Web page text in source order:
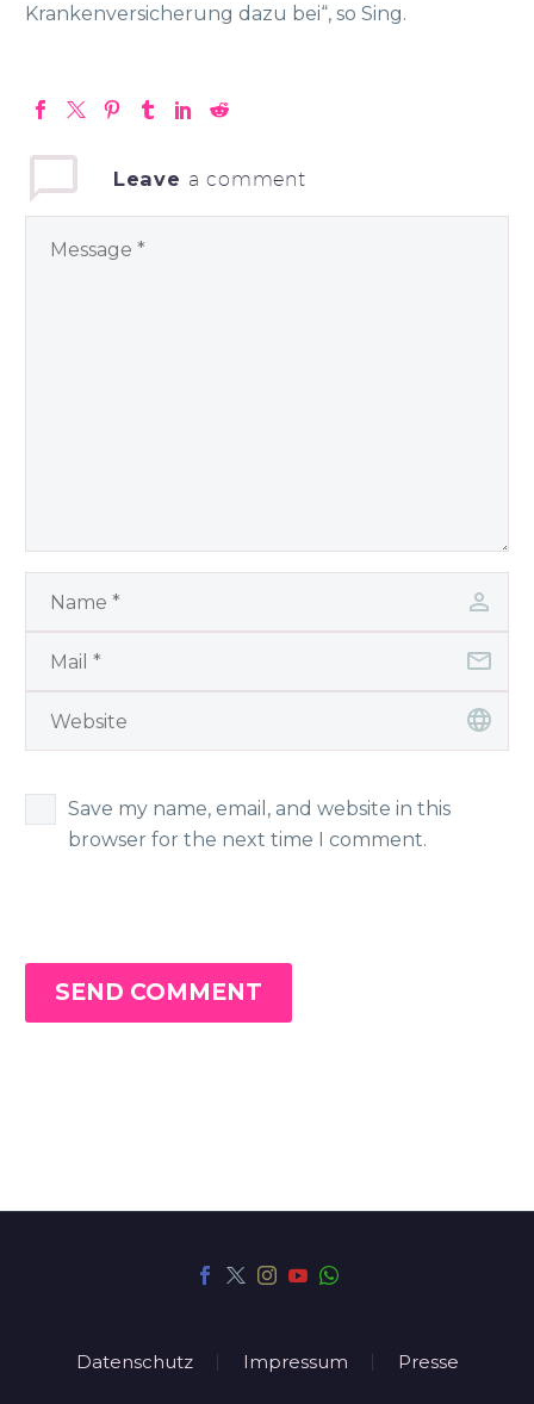
Krankenversicherung dazu bei“, so Sing.
Leave a comment
Save my name, email, and website in this
browser for the next time I comment.
SEND COMMENT
Datenschutz Impressum Presse